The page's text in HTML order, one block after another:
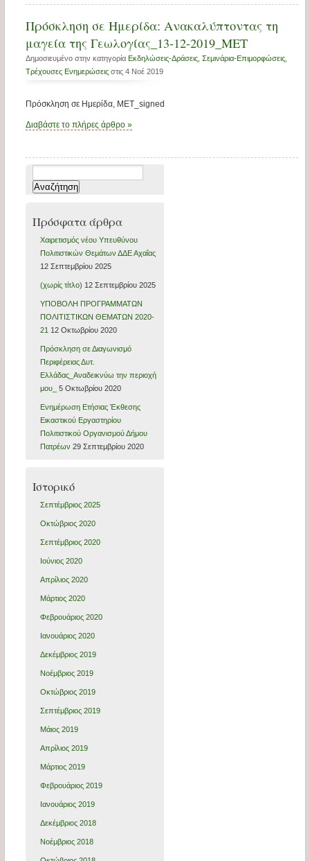
Πρόσκληση σε Ημερίδα: Ανακαλύπτοντας τη
μαγεία της Γεωλογίας_13-12-2019_ΜΕΤ
Δημοσιευμένο στην κατηγορία Εκδηλώσεις-Δράσεις, Σεμινάρια-Επιμορφώσεις,
Τρέχουσες Ενημερώσειςστις 4 Νοέ 2019
Πρόσκληση σε Ημερίδα, ΜΕΤ_signed
Διαβάστε το πλήρες άρθρο »
για:
Πρόσφατα άρθρα
Xαιρετισμός νέου Υπευθύνου
Πολιτιστικών Θεμάτων ΔΔΕ Αχαΐας
12 Σεπτεμβρίου 2025
(χωρίς τίτλο) 12 Σεπτεμβρίου 2025
ΥΠΟΒΟΛΗ ΠΡΟΓΡΑΜΜΑΤΩΝ
ΠΟΛΙΤΙΣΤΙΚΩΝ ΘΕΜΑΤΩΝ 2020-
21 12 Οκτωβρίου 2020
Πρόσκληση σε Διαγωνισμό
Περιφέρειας Δυτ.
Ελλάδας_Αναδεικνύω την περιοχή
μου_
5 Οκτωβρίου 2020
Ενημέρωση Ετήσιας Έκθεσης
Εικαστικού Εργαστηρίου
Πολιτιστικού Οργανισμού Δήμου
Πατρέων 29 Σεπτεμβρίου 2020
Ιστορικό
Σεπτέμβριος 2025
Οκτώβριος 2020
Σεπτέμβριος 2020
Ιούνιος 2020
Απρίλιος 2020
Μάρτιος 2020
Φεβρουάριος 2020
Ιανουάριος 2020
Δεκέμβριος 2019
Νοέμβριος 2019
Οκτώβριος 2019
Σεπτέμβριος 2019
Μάιος 2019
Απρίλιος 2019
Μάρτιος 2019
Φεβρουάριος 2019
Ιανουάριος 2019
Δεκέμβριος 2018
Νοέμβριος 2018